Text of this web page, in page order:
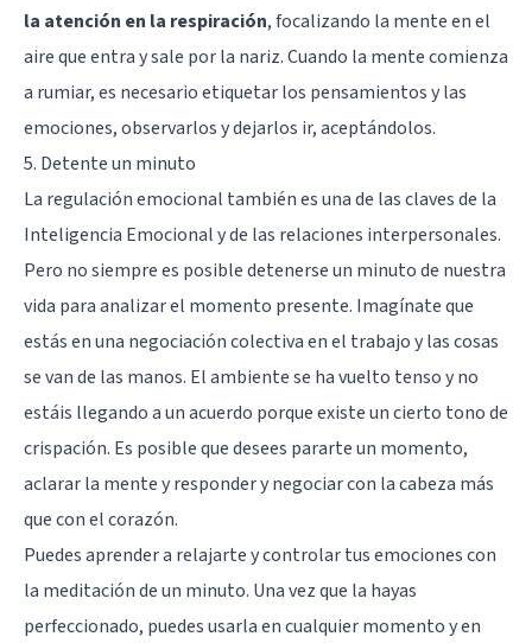
la atención en la respiración, focalizando la mente en el
aire que entra y sale por la nariz. Cuando la mente comienza
a rumiar, es necesario etiquetar los pensamientos y las
emociones, observarlos y dejarlos ir, aceptándolos.
5. Detente un minuto
La regulación emocional también es una de las claves de la
Inteligencia Emocional y de las relaciones interpersonales.
Pero no siempre es posible detenerse un minuto de nuestra
vida para analizar el momento presente. Imagínate que
estás en una negociación colectiva en el trabajo y las cosas
se van de las manos. El ambiente se ha vuelto tenso y no
estáis llegando a un acuerdo porque existe un cierto tono de
crispación. Es posible que desees pararte un momento,
aclarar la mente y responder y negociar con la cabeza más
que con el corazón.
Puedes aprender a relajarte y controlar tus emociones con
la meditación de un minuto. Una vez que la hayas
perfeccionado, puedes usarla en cualquier momento y en